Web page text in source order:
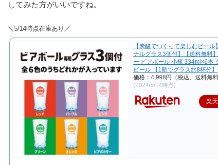
してみた方がいいですね。
＼5/14時点在庫あり／
【炭酸でつくって楽しむビール
ナルグラス3個付】【送料無料
ー ビアボール 小瓶 334ml×6本
ビール 【1瓶でグラス約8杯分】
価格：4,998円（税込、送料無
(2024/5/14時点)
楽